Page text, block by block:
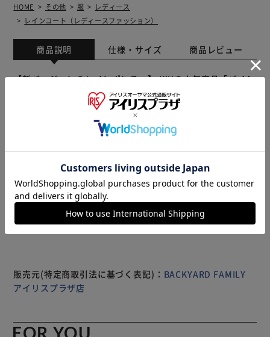
HOME その他 服
レディース
レインコート（レディースファッション）
商品説明 仕様・サイズ 商品レビュー
【新バージョンのレインポンチョ】 KiUの人気商品「バイシ
クルポンチョ」がアノラック型になって新発売♪ 【KiU-キ
ウ】 「どんな天気でもその場を楽しむ」をモットーに、大
人の外遊びを応援するブランド。 【雨の日をサポートする
機能沢山】 自転車走行時の視覚、聴覚、視認性をサポート
しながら雨から守ってくれる！ 【安心のウォータープルー
フ設計】 表面にはっ水、裏面にTPUラミネート加工を施し
たポリエステル100％生地を使用。 【総柄の反射プリント】
全面の総柄プリントは全て反射プリント！車や街頭のライト
に反応し周りへの視認性をUP 【フードや袖の切替しに】 フ
ードの前方や袖の切え替しのパイピングにもリフレクター素
材を採用。 【強い雨の日も安心の耐水性】 強い雨の日も安
様。後頭部にフィット感を調節できるドローコードを搭載。
【スライダーで確認がしやすい】 フードの切り替えし部分
プで、サッと被って着用可能！雨の侵入を防ぐ2重構造◎
もっと見る
※製品は予告なく仕様を変更する場合がございます。あらか
じめご了承ください。
販売元(特定商取引法に基づく表記)： BACKYARD FAMILY
アイリスプラザ店
FOR YOU